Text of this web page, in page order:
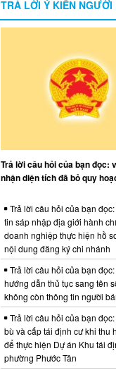
TRẢ LỜI Ý KIẾN NGƯỜI
Trả lời câu hỏi của bạn đọc:
nhận diện tích đã bỏ quy
Trả lời câu hỏi của bạn
tin sáp nhập địa giới hành
doanh nghiệp thực hiện hồ
nội dung đăng ký chi nhánh
Trả lời câu hỏi của bạn
hướng dẫn thủ tục sang tên
không còn thông tin người
Trả lời câu hỏi của bạn
bù và cấp tái định cư khi thu
để thực hiện Dự án Khu tái
phường Phước Tân